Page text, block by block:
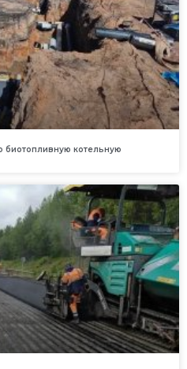
биотопливную котельную